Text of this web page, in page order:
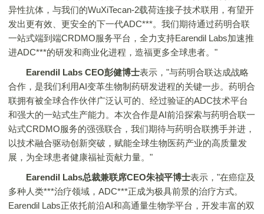
异性抗体，与我们的WuXiTecan-2载荷连接子技术联用，有望开
发出更有效、更安全的下一代ADC***。我们期待通过药明合联
一站式端到端CRDMO服务平台，全力支持Earendil Labs加速推
进ADC***的研发和商业化进程，造福更多全球患者。"
Earendil Labs CEO彭健博士表示，"与药明合联达成战略
合作，是我们利用AI变革生物制药研发进程的关键一步。药明合
联拥有被全球合作伙伴广泛认可的、经过验证的ADC技术平台
和强大的一站式生产能力。本次合作是AI前沿探索与药明合联一
站式CRDMO服务的强强联合，我们期待与药明合联携手并进，
以技术融合驱动创新突破，赋能全球生物医药产业的高质量发
展，为全球患者健康福祉贡献力量。"
Earendil Labs总裁兼联席CEO朱祯平博士表示，"在癌症及
多种人类***治疗领域，ADC***正成为极具前景的治疗方式。
Earendil Labs正依托前沿AI和高通量生物学平台，开发丰富的双